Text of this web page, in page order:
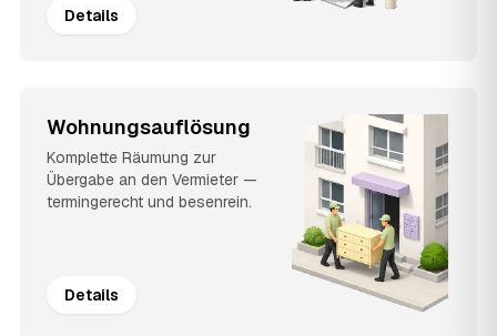
Details
Wohnungsauflösung
Komplette Räumung zur
Übergabe an den Vermieter —
termingerecht und besenrein.
Details